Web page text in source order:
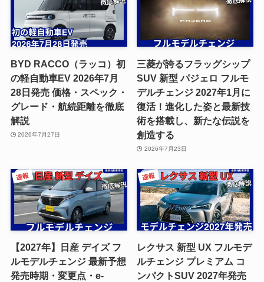
BYD RACCO（ラッコ）初
の軽自動車EV 2026年7月
28日発売 価格・スペック・
グレード・航続距離を徹底
解説
2026年7月27日
三菱が誇るフラッグシップ
SUV 新型 パジェロ フルモ
デルチェンジ 2027年1月に
復活！進化した姿と最新技
術を搭載し、新たな伝説を
創造する
2026年7月23日
【2027年】日産 デイズ フ
ルモデルチェンジ 最新予想
発売時期・変更点・e-
レクサス 新型 UX フルモデ
ルチェンジ プレミアム コ
ンパクトSUV 2027年発売